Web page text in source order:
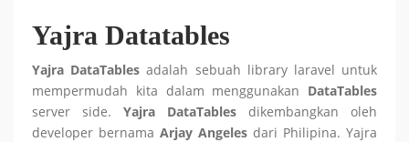
Yajra Datatables
Yajra DataTables adalah sebuah library laravel untuk
mempermudah kita dalam menggunakan DataTables
server side. Yajra DataTables dikembangkan oleh
developer bernama Arjay Angeles dari Philipina. Yajra